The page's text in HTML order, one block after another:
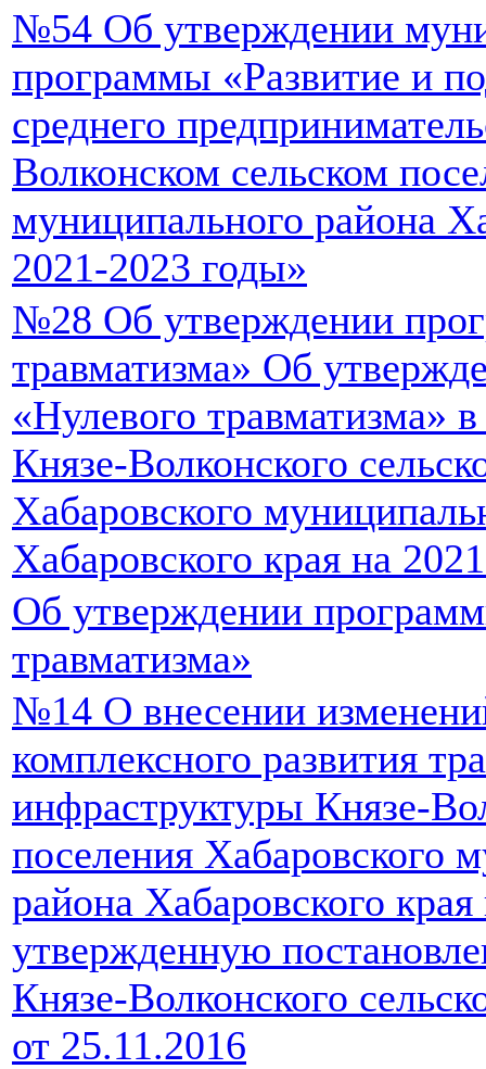
№54 Об утверждении
программы «Развитие и
среднего
Волконском сельском
муниципального района
2021-2023 годы»
№28 Об утверждении
травматизма» Об
«Нулевого травматизма»
Князе-Волконского
Хабаровского
Хабаровского края на
Об утверждении
травматизма»
№14 О внесении
комплексного развития
инфраструктуры Князе-
поселения Хабаровского
района Хабаровского
утвержденную
Князе-Волконского
от 25.11.2016